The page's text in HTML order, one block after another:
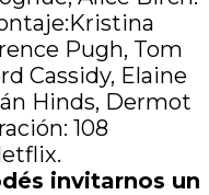
Pugh, Tom
Cassidy, Elaine
Hinds, Dermot
108
invitarnos un